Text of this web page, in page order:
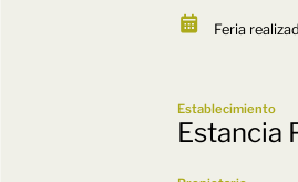
Feria
Establecimiento
Estancia